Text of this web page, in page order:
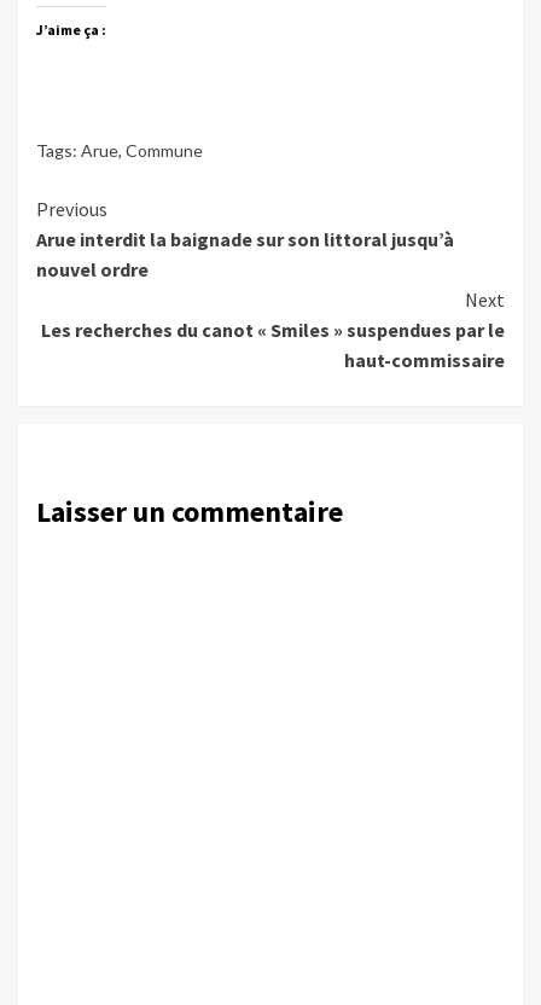
J’aime ça :
Tags: Arue, Commune
Continue
Reading
Previous
Arue interdit la baignade sur son littoral jusqu’à
nouvel ordre
Next
Les recherches du canot « Smiles » suspendues par le
haut-commissaire
Laisser un commentaire